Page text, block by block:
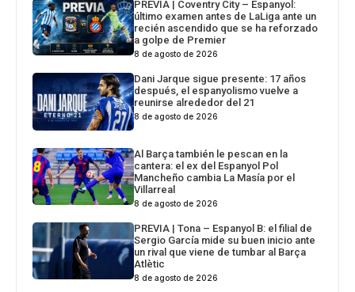
PREVIA | Coventry City – Espanyol:
último examen antes de LaLiga ante un
recién ascendido que se ha reforzado
a golpe de Premier
8 de agosto de 2026
Dani Jarque sigue presente: 17 años
después, el espanyolismo vuelve a
reunirse alrededor del 21
8 de agosto de 2026
Al Barça también le pescan en la
cantera: el ex del Espanyol Pol
Mancheño cambia La Masía por el
Villarreal
8 de agosto de 2026
PREVIA | Tona – Espanyol B: el filial de
Sergio García mide su buen inicio ante
un rival que viene de tumbar al Barça
Atlètic
8 de agosto de 2026